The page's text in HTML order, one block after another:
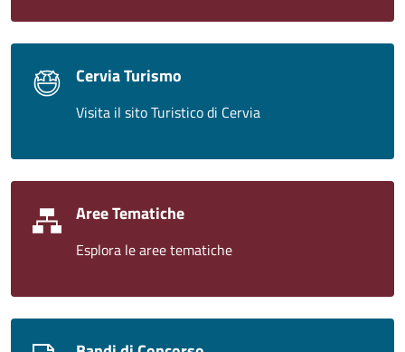
Cervia Turismo
Visita il sito Turistico di Cervia
Aree Tematiche
Esplora le aree tematiche